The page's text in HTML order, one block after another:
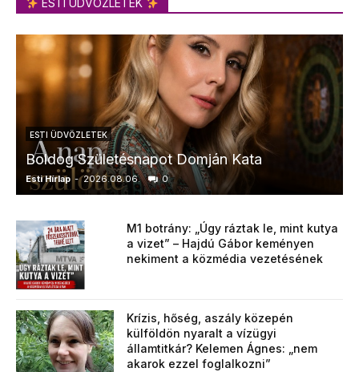
ESTI ÜDVÖZLETEK
ESTI ÜDVÖZLETEK
Boldog Születésnapot Domján Kata
Esti Hírlap - 2026.08.06. 0
M1 botrány: „Úgy ráztak le, mint kutya
a vizet” – Hajdú Gábor keményen
nekiment a közmédia vezetésének
Krízis, hőség, aszály közepén
külföldön nyaralt a vízügyi
államtitkár? Kelemen Ágnes: „nem
akarok ezzel foglalkozni”